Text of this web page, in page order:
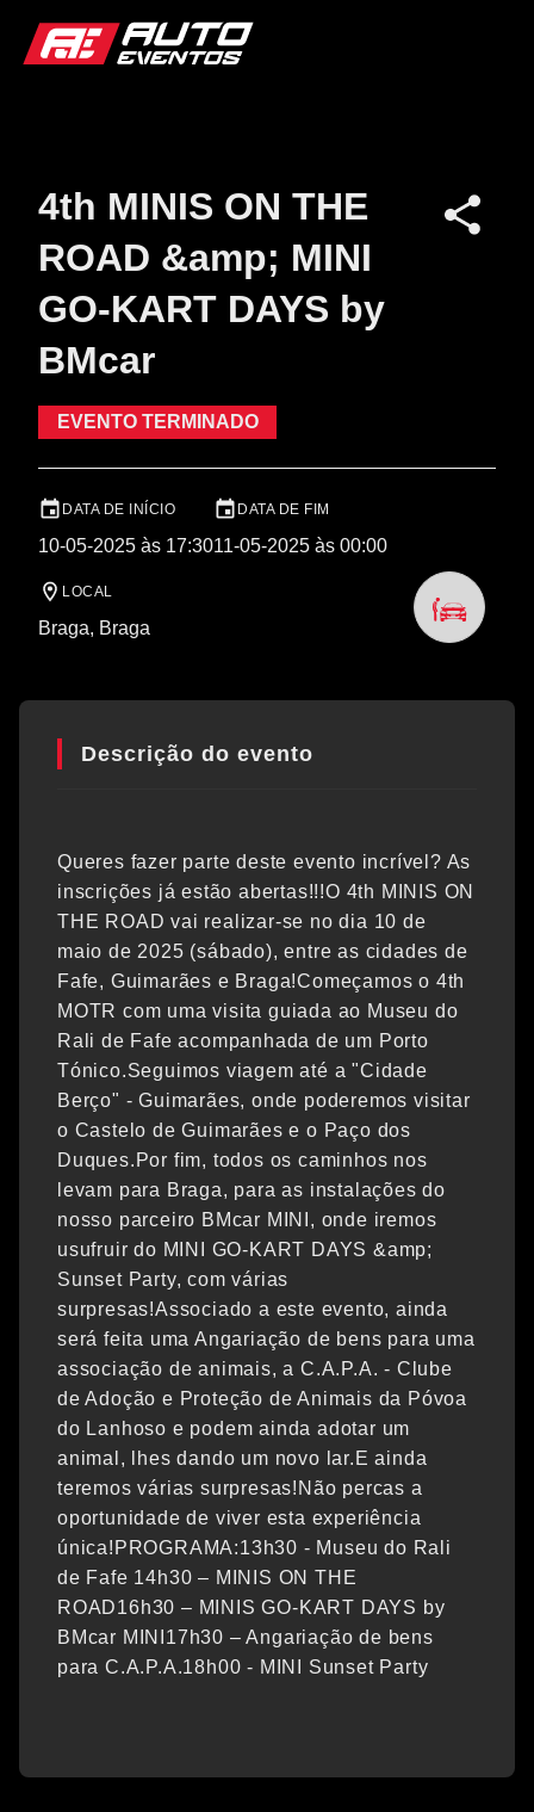
4th MINIS ON THE
ROAD &amp; MINI
GO-KART DAYS by
BMcar
EVENTO TERMINADO
DATA DE INÍCIO
10-05-2025 às 17:30
DATA DE FIM
11-05-2025 às 00:00
LOCAL
Braga, Braga
Descrição do evento
Queres fazer parte deste evento incrível? As
inscrições já estão abertas!!!O 4th MINIS ON
THE ROAD vai realizar-se no dia 10 de
maio de 2025 (sábado), entre as cidades de
Fafe, Guimarães e Braga!Começamos o 4th
MOTR com uma visita guiada ao Museu do
Rali de Fafe acompanhada de um Porto
Tónico.Seguimos viagem até a "Cidade
Berço" - Guimarães, onde poderemos visitar
o Castelo de Guimarães e o Paço dos
Duques.Por fim, todos os caminhos nos
levam para Braga, para as instalações do
nosso parceiro BMcar MINI, onde iremos
usufruir do MINI GO-KART DAYS &amp;
Sunset Party, com várias
surpresas!Associado a este evento, ainda
será feita uma Angariação de bens para uma
associação de animais, a C.A.P.A. - Clube
de Adoção e Proteção de Animais da Póvoa
do Lanhoso e podem ainda adotar um
animal, lhes dando um novo lar.E ainda
teremos várias surpresas!Não percas a
oportunidade de viver esta experiência
única!PROGRAMA:13h30 - Museu do Rali
de Fafe 14h30 – MINIS ON THE
ROAD16h30 – MINIS GO-KART DAYS by
BMcar MINI17h30 – Angariação de bens
para C.A.P.A.18h00 - MINI Sunset Party